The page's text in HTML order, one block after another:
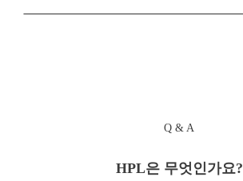
Q & A
HPL은 무엇인가요?